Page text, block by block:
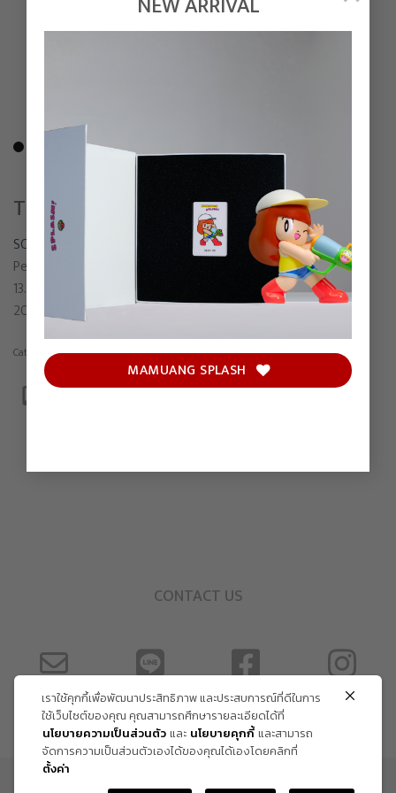
MAMUANG SPLASH
THE GREY CAT’S WONDER
SONGSIN T.
Pen, Watercolor and Colored pencil on watercolor paper
13.5 x 14.5 cm
2021
Category:Painting
CONTACT US
ข้อกำหนด และเงื่อนไข
เราใช้คุกกี้เพื่อพัฒนาประสิทธิภาพ และประสบการณ์ที่ดีในการ
ใช้เว็บไซต์ของคุณ คุณสามารถศึกษารายละเอียดได้ที่
นโยบายความเป็นส่วนตัวและ นโยบายคุกกี้และสามารถ
จัดการความเป็นส่วนตัวเองได้ของคุณได้เองโดยคลิกที่
ตั้งค่า